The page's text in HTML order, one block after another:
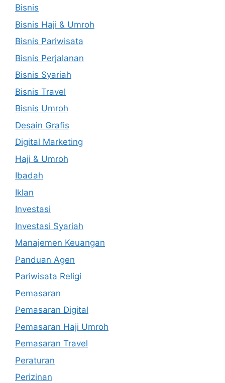
Bisnis
Bisnis Haji & Umroh
Bisnis Pariwisata
Bisnis Perjalanan
Bisnis Syariah
Bisnis Travel
Bisnis Umroh
Desain Grafis
Digital Marketing
Haji & Umroh
Ibadah
Iklan
Investasi
Investasi Syariah
Manajemen Keuangan
Panduan Agen
Pariwisata Religi
Pemasaran
Pemasaran Digital
Pemasaran Haji Umroh
Pemasaran Travel
Peraturan
Perizinan